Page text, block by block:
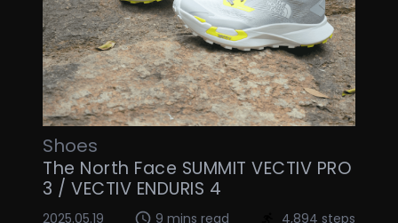
Shoes
The North Face SUMMIT VECTIV PRO
3 / VECTIV ENDURIS 4
2025.05.19 9 mins read 4,894 steps